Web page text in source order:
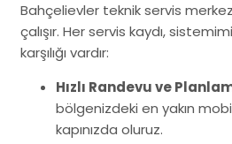
Bahçelievler teknik servis
çalışır. Her servis kaydı,
karşılığı vardır:
Hızlı Randevu ve
bölgenizdeki en yakın
kapınızda oluruz.